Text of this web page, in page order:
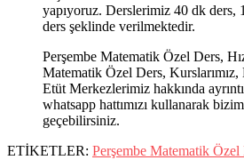
yapıyoruz. Derslerimiz 40 dk ders,
ders şeklinde verilmektedir.
Perşembe Matematik Özel Ders,
Matematik Özel Ders,
Etüt Merkezlerimiz hakkında
whatsapp hattımızı kullanarak
geçebilirsiniz.
ETİKETLER: Perşembe Matematik Özel